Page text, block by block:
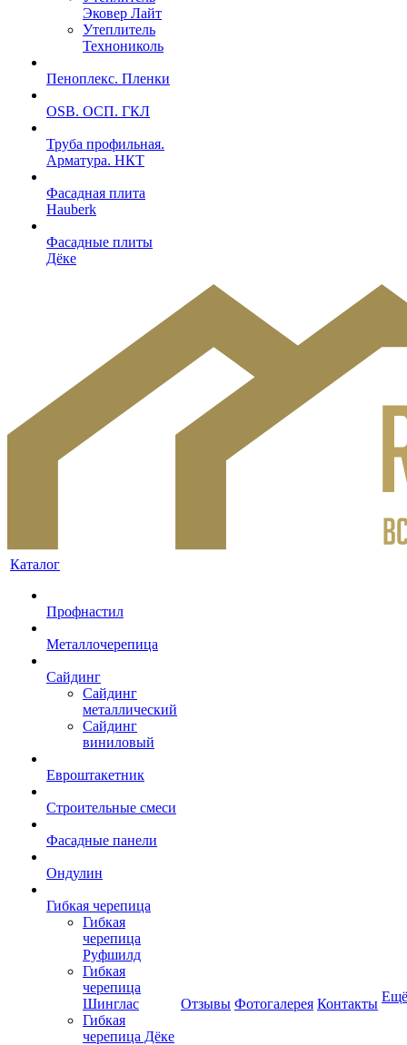
Эковер Лайт
Утеплитель
Технониколь
Пеноплекс. Пленки
OSB. ОСП. ГКЛ
Труба профильная.
Арматура. НКТ
Фасадная плита
Hauberk
Фасадные плиты
Дёке
Каталог
Профнастил
Металлочерепица
Сайдинг
Сайдинг
металлический
Сайдинг
виниловый
Евроштакетник
Строительные смеси
Фасадные панели
Ондулин
Гибкая черепица
Гибкая
черепица
Руфшилд
Гибкая
черепица
Шинглас
Гибкая
черепица Дёке
Отзывы Фотогалерея Контакты Ещё